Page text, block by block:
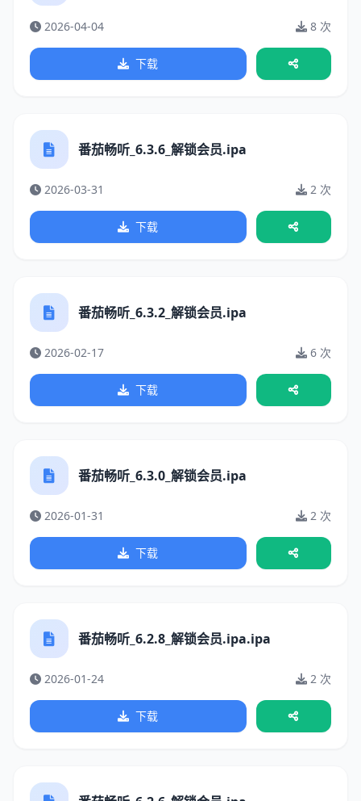
2026-04-04 8 次
下载
番茄畅听_6.3.6_解锁会员.ipa
2026-03-31 2 次
下载
番茄畅听_6.3.2_解锁会员.ipa
2026-02-17 6 次
下载
番茄畅听_6.3.0_解锁会员.ipa
2026-01-31 2 次
下载
番茄畅听_6.2.8_解锁会员.ipa.ipa
2026-01-24 2 次
下载